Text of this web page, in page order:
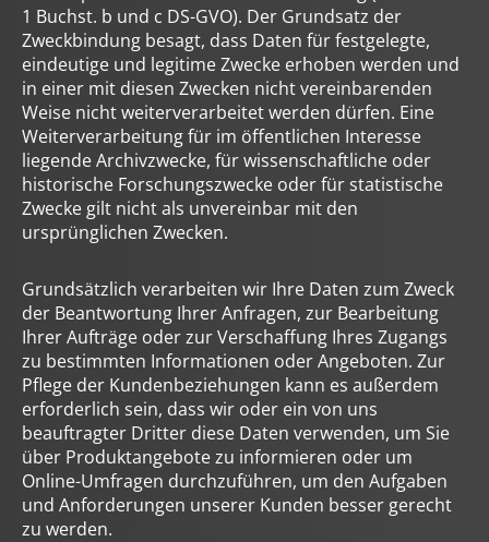
1 Buchst. b und c DS-GVO). Der Grundsatz der
Zweckbindung besagt, dass Daten für festgelegte,
eindeutige und legitime Zwecke erhoben werden und
in einer mit diesen Zwecken nicht vereinbarenden
Weise nicht weiterverarbeitet werden dürfen. Eine
Weiterverarbeitung für im öffentlichen Interesse
liegende Archivzwecke, für wissenschaftliche oder
historische Forschungszwecke oder für statistische
Zwecke gilt nicht als unvereinbar mit den
ursprünglichen Zwecken.
Grundsätzlich verarbeiten wir Ihre Daten zum Zweck
der Beantwortung Ihrer Anfragen, zur Bearbeitung
Ihrer Aufträge oder zur Verschaffung Ihres Zugangs
zu bestimmten Informationen oder Angeboten. Zur
Pflege der Kundenbeziehungen kann es außerdem
erforderlich sein, dass wir oder ein von uns
beauftragter Dritter diese Daten verwenden, um Sie
über Produktangebote zu informieren oder um
Online-Umfragen durchzuführen, um den Aufgaben
und Anforderungen unserer Kunden besser gerecht
zu werden.